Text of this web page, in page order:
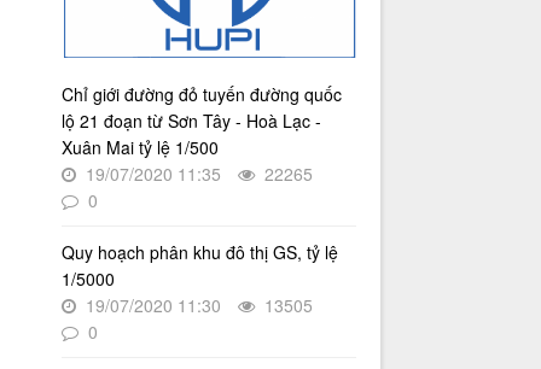
Số 908/KH-VQH
Kế hoạch Thông tin, tuyên truyền
về cải cách hành chính nhà nước
của Viện Quy hoạch xây dựng Hà
Nội giai đoạn 2026 - 2030
Thời gian đăng: 16/07/2026
lượt xem: 76 | lượt tải:30
2512/QĐ-UBND
Phê duyệt Quy hoạch tổng thể Thủ
đô Hà Nội tầm nhìn 100 năm
Thời gian đăng: 14/05/2026
Chỉ giới đường đỏ tuyến đường quốc
lộ 21 đoạn từ Sơn Tây - Hoà Lạc -
Xuân Mai tỷ lệ 1/500
19/07/2020 11:35
22265
0
Quy hoạch phân khu đô thị GS, tỷ lệ
1/5000
19/07/2020 11:30
13505
0